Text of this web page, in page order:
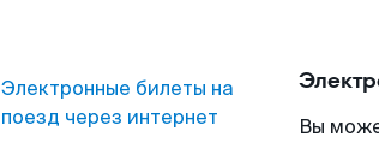
Электронные билеты на
поезд через интернет
Вы